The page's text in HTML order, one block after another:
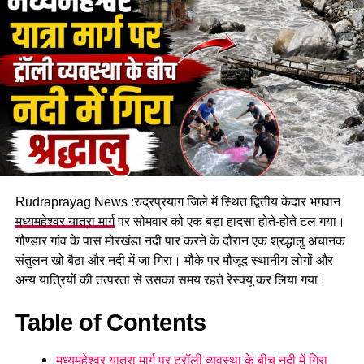
कहे जा सकते। लेकिन सावधानी और सुरक्षा इंतज़ामों के साथ तीर्थ
यात्रियों को धाम की ओर भेजा जा रहा है। प्रशासन की कोशिश है कि जल्द
से जल्द मार्ग को पूरी तरह वाहनों के लिए भी चालू किया जा सके।
RELATED TOPICS:
UP NEXT
चमोली में बड़ा हादसा टला: हेलंग डैम साइट पर पहाड़ टूटा, मची
अफरा-तफरी
DON'T MISS
अब साल भर नहीं खोद सकेंगे सड़कें! उत्तराखंड में आ रही नई नीति
Rudraprayag News :रुद्रप्रयाग जिले में स्थित द्वितीय केदार भगवान
मध्यमहेश्वर यात्रा मार्गपर सोमवार को एक बड़ा हादसा होते-होते टल गया।
गौण्डार गांव के पास मोरखंडा नदी पार करने के दौरान एक श्रद्धालु अचानक
संतुलन खो बैठा और नदी में जा गिरा। मौके पर मौजूद स्थानीय लोगों और
अन्य यात्रियों की तत्परता से उसका समय रहते रेस्क्यू कर लिया गया।
Table of Contents
मध्यमहेश्वर यात्रा मार्ग पर ट्रॉली व्यवस्था के बीच नदी में गिरा